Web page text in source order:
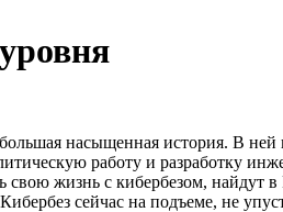
насыщенная история. В
работу и разработку
жизнь с кибербезом, найдут
сейчас на подъеме, не